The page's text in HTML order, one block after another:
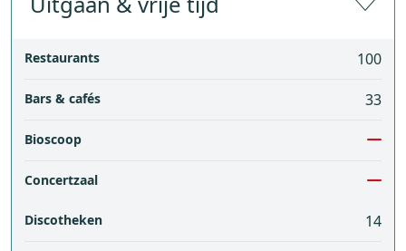
Restaurants 100
Bars & cafés 33
Bioscoop
Concertzaal
Discotheken 14